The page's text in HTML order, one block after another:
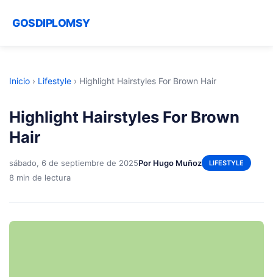
GOSDIPLOMSY
Inicio › Lifestyle › Highlight Hairstyles For Brown Hair
Highlight Hairstyles For Brown
Hair
sábado, 6 de septiembre de 2025Por Hugo Muñoz LIFESTYLE
8 min de lectura